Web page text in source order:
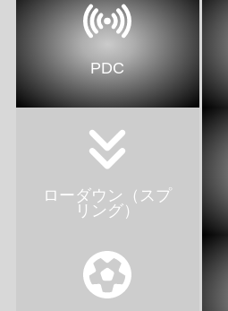
PDC
ローダウン（スプ
リング）